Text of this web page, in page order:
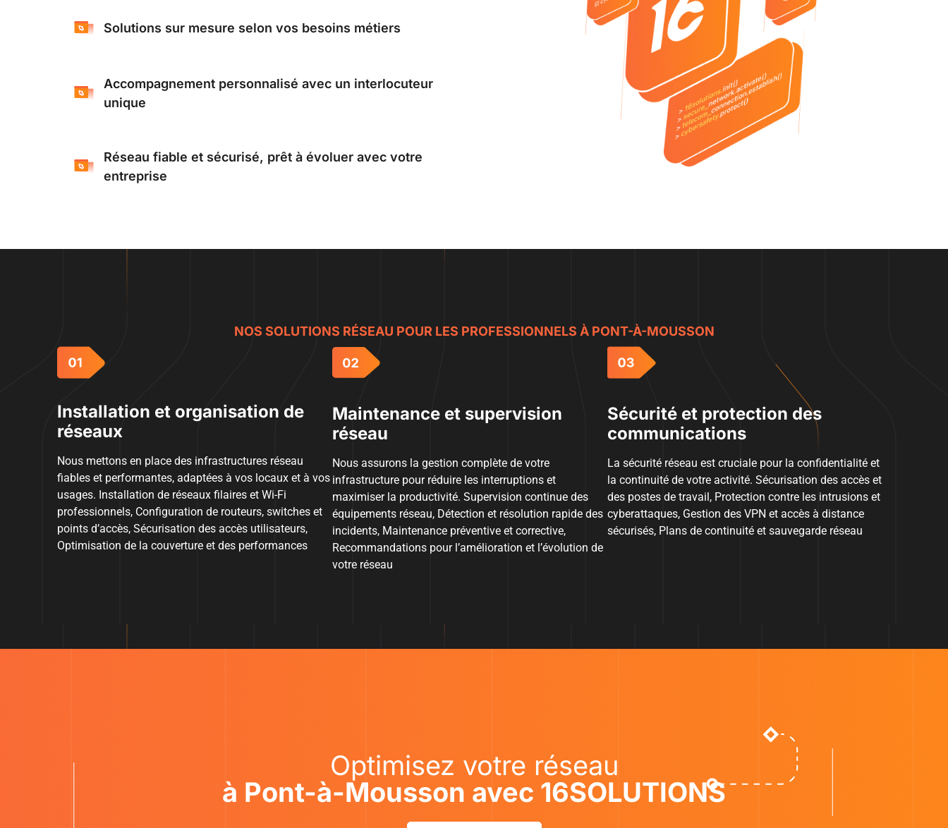
Solutions sur mesure selon vos besoins métiers
Accompagnement personnalisé avec un interlocuteur
unique
Réseau fiable et sécurisé, prêt à évoluer avec votre
entreprise
NOS SOLUTIONS RÉSEAU POUR LES PROFESSIONNELS À PONT-À-MOUSSON
Installation et organisation de
réseaux
Nous mettons en place des infrastructures réseau
fiables et performantes, adaptées à vos locaux et à vos
usages. Installation de réseaux filaires et Wi-Fi
professionnels, Configuration de routeurs, switches et
points d’accès, Sécurisation des accès utilisateurs,
Optimisation de la couverture et des performances
Maintenance et supervision
réseau
Nous assurons la gestion complète de votre
infrastructure pour réduire les interruptions et
maximiser la productivité. Supervision continue des
équipements réseau, Détection et résolution rapide des
incidents, Maintenance préventive et corrective,
Recommandations pour l’amélioration et l’évolution de
votre réseau
Sécurité et protection des
communications
La sécurité réseau est cruciale pour la confidentialité et
la continuité de votre activité. Sécurisation des accès et
des postes de travail, Protection contre les intrusions et
cyberattaques, Gestion des VPN et accès à distance
sécurisés, Plans de continuité et sauvegarde réseau
Optimisez votre réseau
à Pont-à-Mousson avec 16SOLUTIONS